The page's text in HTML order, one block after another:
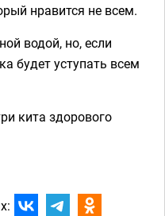
нравится не всем.
водой, но, если
будет уступать всем
кита здорового